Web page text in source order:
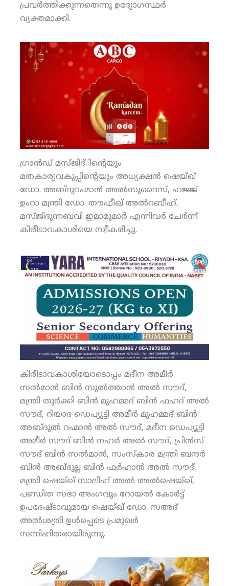
പ്രവര്‍ത്തിക്കുന്നതെന്നു ഉദ്യോഗസ്ഥര്‍
വ്യക്തമാക്കി.
ഗ്രാന്‍ഡ് മസ്ജിദ്ിന്റെയും
മതകാര്യവകുപ്പിന്റെയും അധ്യക്ഷന്‍ ഷെയ്ഖ്
ഡോ. അബ്ദുറഹ്മാന്‍ അല്‍സുദൈസ്, ഹജ്ജ്
ഉംറാ മന്ത്രി ഡോ. തൗഫീഖ് അല്‍റബീഹ്,
മസ്ജിദുന്നബവി ഇമാമുമാര്‍ എന്നിവര്‍ ചേര്‍ന്ന്
കിരീടാവകാശിയെ സ്വീകരിച്ചു.
കിരീടാവകാശിയോടൊപ്പം മദീന അമീര്‍
സല്‍മാന്‍ ബിന്‍ സുല്‍ത്താന്‍ അല്‍ സൗദ്,
മന്ത്രി തുര്‍ക്കി ബിന്‍ മുഹമ്മദ് ബിന്‍ ഫഹദ് അല്‍
സൗദ്, റിയാദ ഡെപ്യൂട്ടി അമീര്‍ മുഹമ്മദ് ബിന്‍
അബ്ദുല്‍ റഹ്മാന്‍ അല്‍ സൗദ്, മദീന ഡെപ്യൂട്ടി
അമീര്‍ സൗദ് ബിന്‍ നഹര്‍ അല്‍ സൗദ്, പ്രിന്‍സ്
സൗദ് ബിന്‍ സല്‍മാന്‍, സംസ്‌കാര മന്ത്രി ബന്ദര്‍
ബിന്‍ അബ്ദുല്ല ബിന്‍ ഫര്‍ഹാന്‍ അല്‍ സൗദ്,
മന്ത്രി ഷെയ്ഖ് സാലിഹ് അല്‍ അല്‍ഷെയ്ഖ്,
പണ്ഡിത സഭാ അംഗവും റോയല്‍ കോര്‍ട്ട്
ഉപദേഷ്ടാവുമായ ഷെയ്ഖ് ഡോ. സഅദ്
അല്‍ശത്രി ഉള്‍പ്പെടെ പ്രമുഖര്‍
സന്നിഹിതരായിരുന്നു.